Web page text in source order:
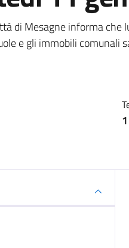
notizia
di Mesagne informa
e gli immobili comunali